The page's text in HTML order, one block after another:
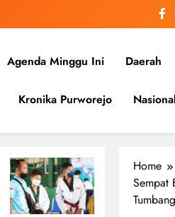
Agenda Minggu Ini Daerah
Kronika Purworejo Nasional
Home
Sempat